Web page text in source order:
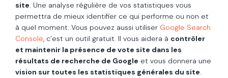
site. Une analyse régulière de vos statistiques vous
permettra de mieux identifier ce qui performe ou non et
à quel moment. Vous pouvez aussi utiliser Google Search
Console, c’est un outil gratuit. Il vous aidera à contrôler
et maintenir la présence de vote site dans les
résultats de recherche de Google et vous donnera une
vision sur toutes les statistiques générales du site.